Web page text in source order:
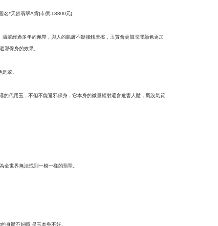
名*天然翡翠A貨{市價:18800元}
翠經過多年的佩帶，與人的肌膚不斷接觸摩擦，玉質會更加潤澤顏色更加
保身的效果。
翠。
的代用玉，不但不能避邪保身，它本身的微量輻射還會危害人體，既沒氣質
世界無法找到一模一樣的翡翠。
身體不好哦!是玉本身不好。